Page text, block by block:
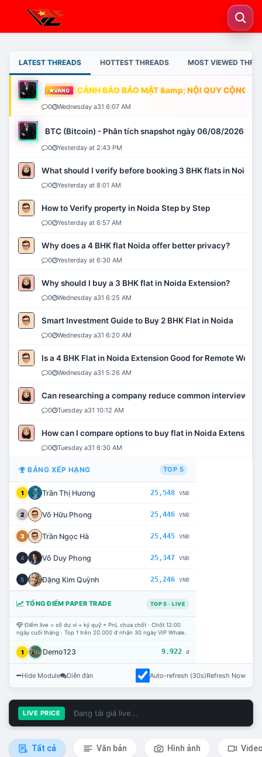
LATEST THREADS HOTTEST THREADS MOST VIEWED
VÀNG CẢNH BÁO BẢO MẬT &amp; NỘI QUY CỘNG
0 Wednesday a31 6:07 AM
BTC (Bitcoin) - Phân tích snapshot ngày 06/08/2026
0 Yesterday at 2:43 PM
What should I verify before booking 3 BHK flats in Noida?
0 Yesterday at 8:01 AM
How to Verify property in Noida Step by Step
0 Yesterday at 6:57 AM
Why does a 4 BHK flat Noida offer better privacy?
0 Yesterday at 6:30 AM
Why should I buy a 3 BHK flat in Noida Extension?
0 Wednesday a31 6:25 AM
Smart Investment Guide to Buy 2 BHK Flat in Noida
0 Wednesday a31 6:20 AM
Is a 4 BHK Flat in Noida Extension Good for Remote Work?
0 Wednesday a31 5:26 AM
Can researching a company reduce common interview
0 Tuesday a31 10:12 AM
How can I compare options to buy flat in Noida Extension?
0 Tuesday a31 6:30 AM
BẢNG XẾP HẠNG TOP 5
1 Trần Thị Hương 25,548 VNĐ
2 Võ Hữu Phong 25,446 VNĐ
3 Trần Ngọc Hà 25,445 VNĐ
4 Võ Duy Phong 25,347 VNĐ
5 Đặng Kim Quỳnh 25,246 VNĐ
TỔNG ĐIỂM PAPER TRADE TOP 5 · LIVE
Điểm live = số dư ví + ký quỹ + PnL chưa chốt · Chốt 12:00
ngày cuối tháng · Top 1 trên 20.000 đ nhận 30 ngày VIP Whale.
1 Demo123 9.922 đ
Hide Module Diễn đàn Auto-refresh (30s)Refresh Now
LIVE PRICE Đang tải giá live...
Tất cả Văn bản Hình ảnh